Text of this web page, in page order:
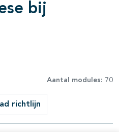
bij
Aantal modules: 70
richtlijn